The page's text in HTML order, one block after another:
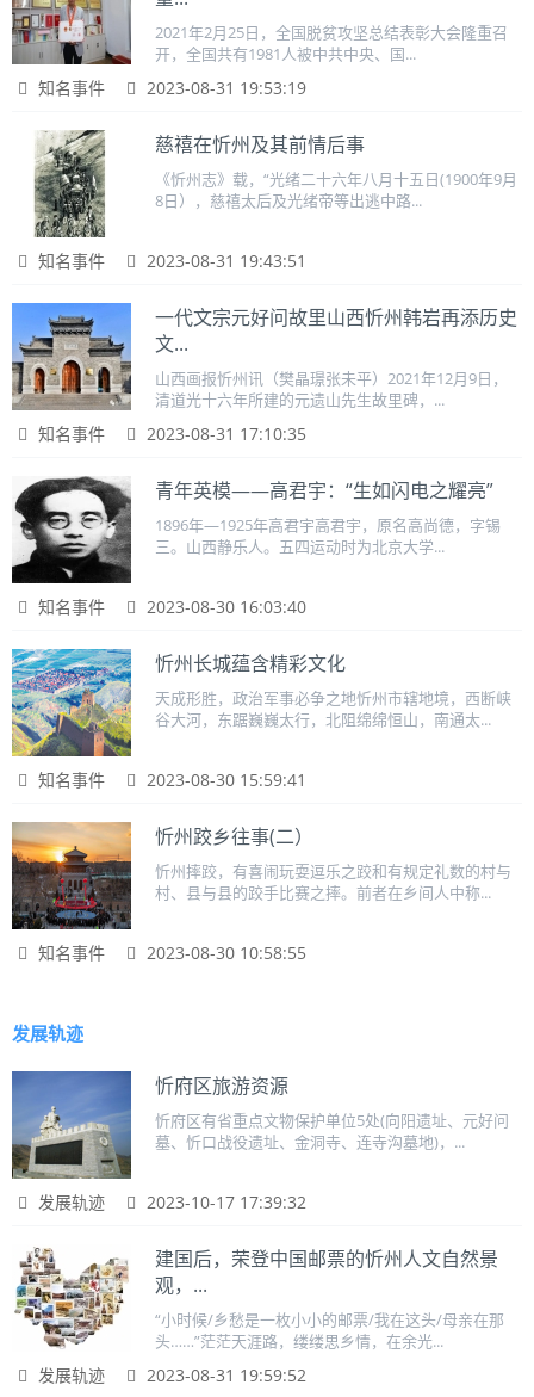
2021年2月25日，全国脱贫攻坚总结表彰大会隆重召
开，全国共有1981人被中共中央、国...
知名事件 2023-08-31 19:53:19
慈禧在忻州及其前情后事
《忻州志》载，“光绪二十六年八月十五日(1900年9月
8日），慈禧太后及光绪帝等出逃中路...
知名事件 2023-08-31 19:43:51
一代文宗元好问故里山西忻州韩岩再添历史
文...
山西画报忻州讯（樊晶璟张未平）2021年12月9日，
清道光十六年所建的元遗山先生故里碑，...
知名事件 2023-08-31 17:10:35
青年英模——高君宇：“生如闪电之耀亮”
1896年—1925年高君宇高君宇，原名高尚德，字锡
三。山西静乐人。五四运动时为北京大学...
知名事件 2023-08-30 16:03:40
忻州长城蕴含精彩文化
天成形胜，政治军事必争之地忻州市辖地境，西断峡
谷大河，东踞巍巍太行，北阻绵绵恒山，南通太...
知名事件 2023-08-30 15:59:41
忻州跤乡往事(二）
忻州摔跤，有喜闹玩耍逗乐之跤和有规定礼数的村与
村、县与县的跤手比赛之摔。前者在乡间人中称...
知名事件 2023-08-30 10:58:55
发展轨迹
忻府区旅游资源
忻府区有省重点文物保护单位5处(向阳遗址、元好问
墓、忻口战役遗址、金洞寺、连寺沟墓地)，...
发展轨迹 2023-10-17 17:39:32
建国后，荣登中国邮票的忻州人文自然景
观，...
“小时候/乡愁是一枚小小的邮票/我在这头/母亲在那
头……”茫茫天涯路，缕缕思乡情，在余光...
发展轨迹 2023-08-31 19:59:52